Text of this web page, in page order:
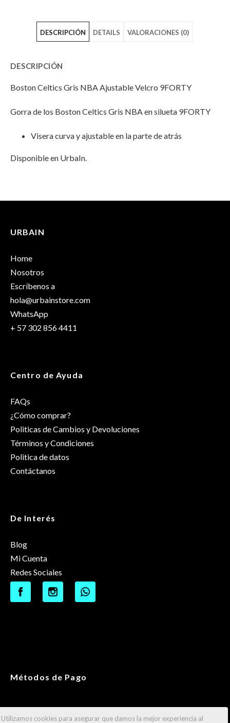
9FORTY"
on
Facebook
Celtics
Velcro
9FORTY"
on
Gris
9FORTY"
on
Email
DESCRIPCIÓN DETAILS VALORACIONES (0)
DESCRIPCIÓN
Boston Celtics Gris NBA Ajustable Velcro 9FORTY
Gorra de los Boston Celtics Gris NBA en silueta 9FORTY
Visera curva y ajustable en la parte de atrás
Disponible en UrbaIn.
Dimensiones
Solo los usuarios registrados que hayan comprado este
URBAIN
Home
Nosotros
Escríbenos a
hola@urbainstore.com
WhatsApp
+ 57 302 856 4411
Centro de Ayuda
FAQs
¿Cómo comprar?
Politicas de Cambios y Devoluciones
Términos y Condiciones
Politica de datos
Contáctanos
De Interés
Blog
Mi Cuenta
Redes Sociales
Métodos de Pago
Utilizamos cookies para asegurar que damos la mejor experiencia al